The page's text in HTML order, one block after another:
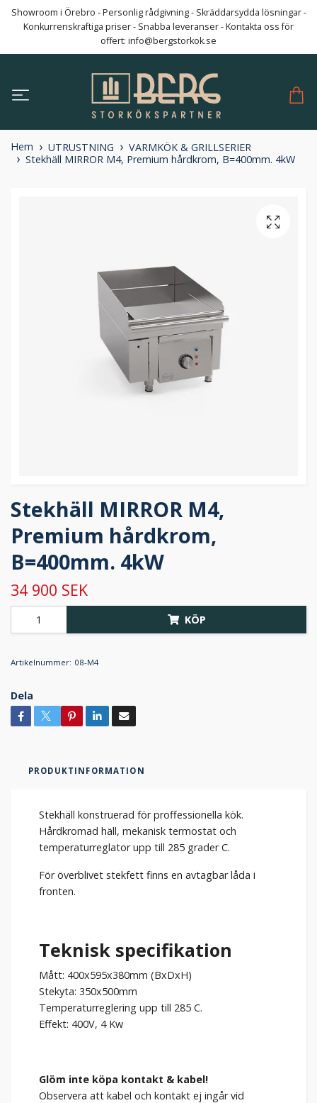
Showroom i Örebro - Personlig rådgivning - Skräddarsydda lösningar -
Konkurrenskraftiga priser - Snabba leveranser - Kontakta oss för
offert: info@bergstorkok.se
Hem UTRUSTNING
VARMKÖK & GRILLSERIER
Stekhäll MIRROR M4, Premium hårdkrom, B=400mm. 4kW
Stekhäll MIRROR M4,
Premium hårdkrom,
B=400mm. 4kW
34 900 SEK
KÖP
Artikelnummer: 08-M4
Dela
PRODUKTINFORMATION
Stekhäll konstruerad för proffessionella kök.
Hårdkromad häll, mekanisk termostat och
temperaturreglator upp till 285 grader C.
För överblivet stekfett finns en avtagbar låda i
fronten.
Teknisk specifikation
Mått: 400x595x380mm (BxDxH)
Stekyta: 350x500mm
Temperaturreglering upp till 285 C.
Effekt: 400V, 4 Kw
Glöm inte köpa kontakt & kabel!
Observera att kabel och kontakt ej ingår vid